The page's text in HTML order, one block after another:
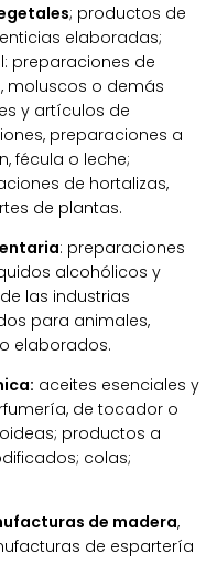
; productos de
elaboradas;
preparaciones de
moluscos o demás
y artículos de
preparaciones a
fécula o leche;
de hortalizas,
de plantas.
: preparaciones
alcohólicos y
las industrias
para animales,
elaborados.
aceites esenciales y
de tocador o
productos a
colas;
de madera,
de espartería